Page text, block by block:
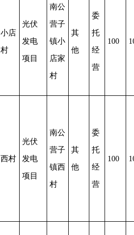
小店
村
光伏
发电
项目
南公
营子
镇小
店家
村
其
他
委
托
经
营
100
西村
光伏
发电
项目
南公
营子
镇西
村
其
他
委
托
经
营
100